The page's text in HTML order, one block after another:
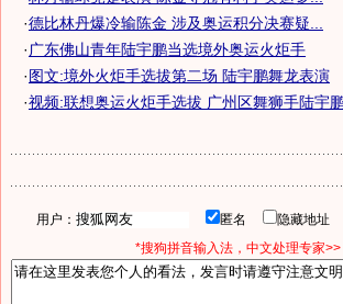
·德比林丹爆冷输陈金 涉及奥运积分决赛疑...
· 广东佛山青年陆宇鹏当选境外奥运火炬手
·图文:境外火炬手选拔第二场 陆宇鹏舞龙表演
·视频:联想奥运火炬手选拔 广州区舞狮手陆宇
用户： 匿名 隐藏地址
*搜狗拼音输入法，中文处理专家>>